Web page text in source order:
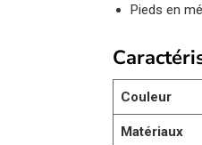
Pieds en
Couleur
Matériaux